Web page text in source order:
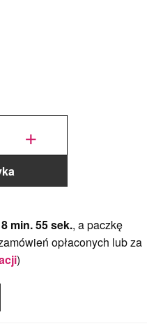
+
min. 54 sek., a paczkę
opłaconych lub za
)